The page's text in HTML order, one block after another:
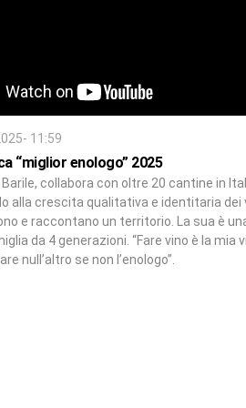
11:59
“miglior enologo” 2025
collabora con oltre 20 cantine in
alla crescita qualitativa e identitaria dei
e raccontano un territorio. La sua è
da 4 generazioni. “Fare vino è la mia
null’altro se non l’enologo”.